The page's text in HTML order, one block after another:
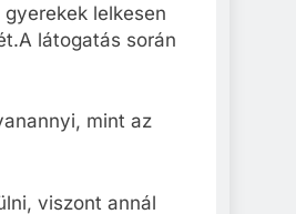
lelkesen
látogatás során
mint az
viszont annál